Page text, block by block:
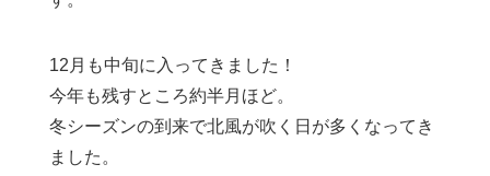
12月も中旬に入ってきました！
今年も残すところ約半月ほど。
冬シーズンの到来で北風が吹く日が多くなってき
ました。